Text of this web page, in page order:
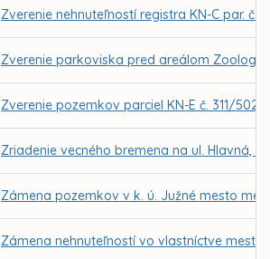
Zverenie nehnuteľností registra KN-C par. č.
Zverenie parkoviska pred areálom
Zverenie pozemkov parciel KN-E č. 311/
Zriadenie vecného bremena na ul. Hlavná,
Zámena pozemkov v k. ú. Južné mesto
Zámena nehnuteľností vo vlastníctve mesta